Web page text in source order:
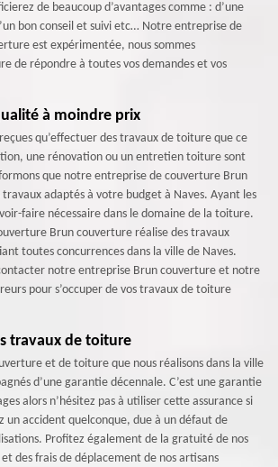
de beaucoup d’avantages comme : d’une
bon conseil et suivi etc… Notre entreprise de
est expérimentée, nous sommes
de répondre à toutes vos demandes et vos
à moindre prix
qu’effectuer des travaux de toiture que ce
une rénovation ou un entretien toiture sont
que notre entreprise de couverture Brun
adaptés à votre budget à Naves. Ayant les
faire nécessaire dans le domaine de la toiture.
Brun couverture réalise des travaux
toutes concurrences dans la ville de Naves.
notre entreprise Brun couverture et notre
pour s’occuper de vos travaux de toiture
travaux de toiture
et de toiture que nous réalisons dans la ville
d’une garantie décennale. C’est une garantie
alors n’hésitez pas à utiliser cette assurance si
un accident quelconque, due à un défaut de
Profitez également de la gratuité de nos
des frais de déplacement de nos artisans